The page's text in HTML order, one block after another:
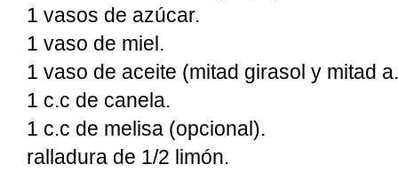
1 vasos de azúcar.
1 vaso de miel.
1 vaso de aceite (mitad girasol y mitad
1 c.c de canela.
1 c.c de melisa (opcional).
ralladura de 1/2 limón.